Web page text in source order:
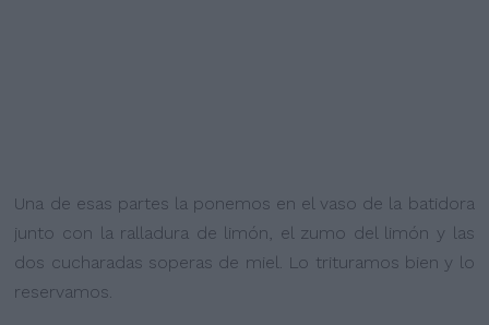
Una de esas partes la ponemos en el vaso de la batidora
junto con la ralladura de limón, el zumo del limón y las
dos cucharadas soperas de miel. Lo trituramos bien y lo
reservamos.